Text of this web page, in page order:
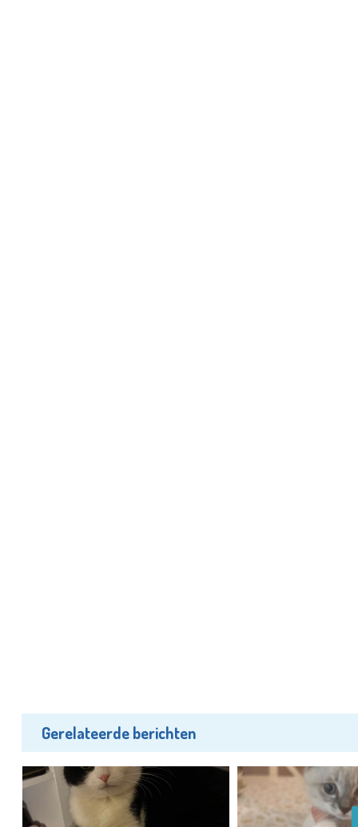
Gerelateerde berichten